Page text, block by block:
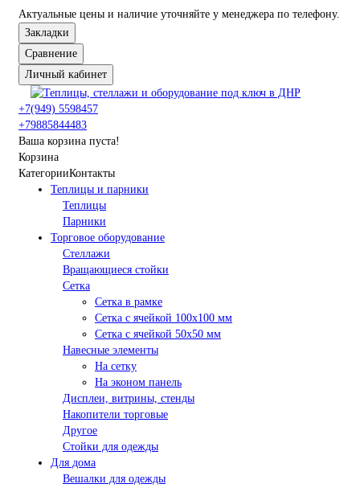
Актуальные цены и наличие уточняйте у менеджера по телефону.
Закладки
Сравнение
Личный кабинет
+7(949) 5598457
+79885844483
Ваша корзина пуста!
Корзина
КатегорииКонтакты
Теплицы и парники
Теплицы
Парники
Торговое оборудование
Стеллажи
Вращающиеся стойки
Сетка
Сетка в рамке
Сетка с ячейкой 100х100 мм
Сетка с ячейкой 50х50 мм
Навесные элементы
На сетку
На эконом панель
Дисплеи, витрины, стенды
Накопители торговые
Другое
Стойки для одежды
Для дома
Вешалки для одежды